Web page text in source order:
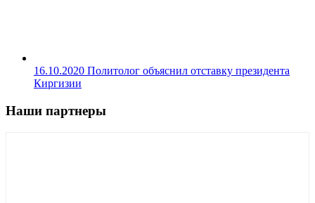
16.10.2020 Политолог объяснил отставку президента
Киргизии
Наши партнеры